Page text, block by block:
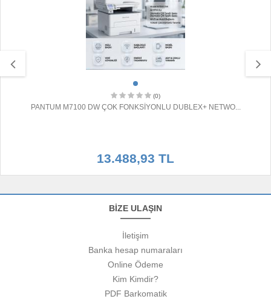
(0)
PANTUM M7100 DW ÇOK FONKSİYONLU DUBLEX+ NETWO...
13.488,93 TL
BİZE ULAŞIN
İletişim
Banka hesap numaraları
Online Ödeme
Kim Kimdir?
PDF Barkomatik